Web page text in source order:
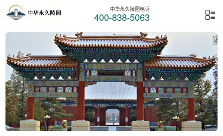
中华永久陵园电话
400-838-5063